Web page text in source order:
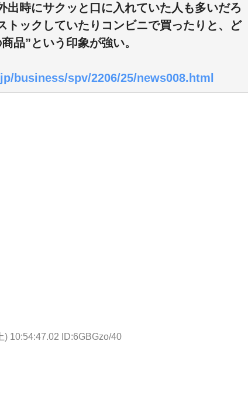
出時にサクッと口に入れていた人も多いだろ
トックしていたりコンビニで買ったりと、ど
品”という印象が強い。
business/spv/2206/25/news008.html
) 10:54:47.02 ID:6GBGzo/40